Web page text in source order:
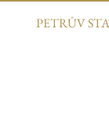
PETRŮV